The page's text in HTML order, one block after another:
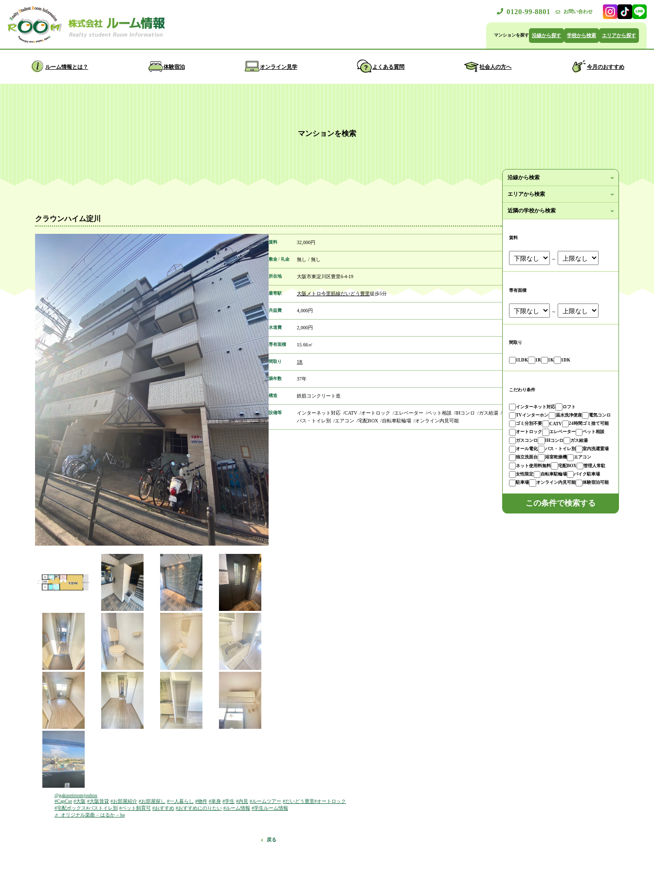
0120-99-8801 お問い合わせ
沿線から探す 学校から検索 エリアから探す
ルーム情報とは？ 体験宿泊 オンライン見学 よくある質問 社会人の方へ 今月のおすすめ
マンションを検索
クラウンハイム淀川
賃料 32,000円
敷金 / 礼金 無し / 無し
所在地 大阪市東淀川区豊里6-4-19
最寄駅 大阪メトロ今里筋線だいどう豊里徒歩5分
共益費 4,000円
水道費 2,000円
専有面積 15.66㎡
間取り 1R
築年数 37年
構造 鉄筋コンクリート造
設備等 インターネット対応 CATV オートロック エレベーター ペット相談 IHコンロ
ガス給湯
バス・トイレ別
エアコン 宅配BOX 自転車駐輪場 オンライン内見可能
@gakuseiroomjouhou
#CapCut #大阪 #大阪賃貸 #お部屋紹介 #お部屋探し #一人暮らし #物件 #単身 #学生 #内見 #ルームツアー #だいどう豊里#オートロック
#宅配ボックス#バストイレ別 #ペット飼育可 #おすすめ #おすすめにのりたい #ルーム情報 #学生ルーム情報
♬ オリジナル楽曲 – はるか – ha
戻る
沿線から検索
エリアから検索
近隣の学校から検索
賃料
～
専有面積
～
間取り
1LDK 1R 1K 1DK
こだわり条件
インターネット対応
ロフト
TVインターホン
温水洗浄便座
電気コンロ
ゴミ分別不要
CATV
24時間ゴミ捨て可能
オートロック
エレベーター
ペット相談
ガスコンロ
IHコンロ
ガス給湯
オール電化
バス・トイレ別
室内洗濯置場
独立洗面台
浴室乾燥機
エアコン
ネット使用料無料
宅配BOX
管理人常駐
女性限定
自転車駐輪場
バイク駐車場
駐車場
オンライン内見可能 体験宿泊可能